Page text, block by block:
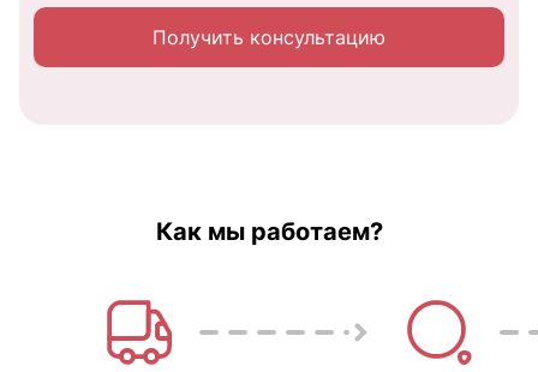
Получить консультацию
Как мы работаем?